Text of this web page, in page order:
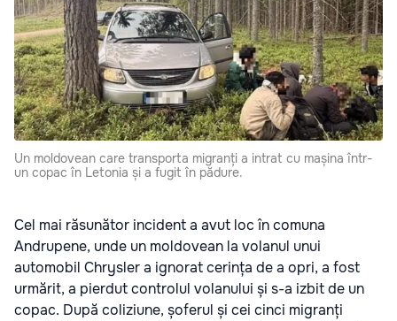
Un moldovean care transporta migranți a intrat cu mașina într-
un copac în Letonia și a fugit în pădure.
Cel mai răsunător incident a avut loc în comuna
Andrupene, unde un moldovean la volanul unui
automobil Chrysler a ignorat cerința de a opri, a fost
urmărit, a pierdut controlul volanului și s-a izbit de un
copac. După coliziune, șoferul și cei cinci migranți